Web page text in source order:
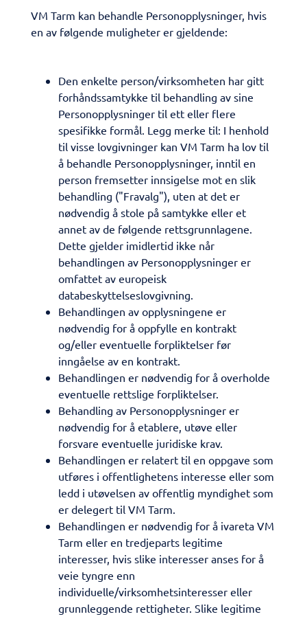
VM Tarm kan behandle Personopplysninger, hvis
en av følgende muligheter er gjeldende:
Den enkelte person/virksomheten har gitt
forhåndssamtykke til behandling av sine
Personopplysninger til ett eller flere
spesifikke formål. Legg merke til: I henhold
til visse lovgivninger kan VM Tarm ha lov til
å behandle Personopplysninger, inntil en
person fremsetter innsigelse mot en slik
behandling ("Fravalg"), uten at det er
nødvendig å stole på samtykke eller et
annet av de følgende rettsgrunnlagene.
Dette gjelder imidlertid ikke når
behandlingen av Personopplysninger er
omfattet av europeisk
databeskyttelseslovgivning.​
Behandlingen av opplysningene er
nødvendig for å oppfylle en kontrakt
og/eller eventuelle forpliktelser før
inngåelse av en kontrakt.
Behandlingen er nødvendig for å overholde
eventuelle rettslige forpliktelser.
Behandling av Personopplysninger er
nødvendig for å etablere, utøve eller
forsvare eventuelle juridiske krav.
Behandlingen er relatert til en oppgave som
utføres i offentlighetens interesse eller som
ledd i utøvelsen av offentlig myndighet som
er delegert til VM Tarm.
Behandlingen er nødvendig for å ivareta VM
Tarm eller en tredjeparts legitime
interesser, hvis slike interesser anses for å
veie tyngre enn
individuelle/virksomhetsinteresser eller
grunnleggende rettigheter. Slike legitime